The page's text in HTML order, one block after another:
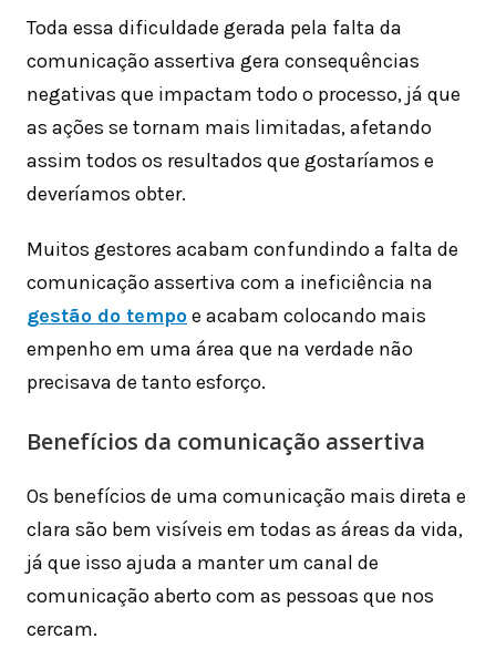
Toda essa dificuldade gerada pela falta da
comunicação assertiva gera consequências
negativas que impactam todo o processo, já que
as ações se tornam mais limitadas, afetando
assim todos os resultados que gostaríamos e
deveríamos obter.
Muitos gestores acabam confundindo a falta de
comunicação assertiva com a ineficiência na
gestão do tempoe acabam colocando mais
empenho em uma área que na verdade não
precisava de tanto esforço.
Benefícios da comunicação assertiva
Os benefícios de uma comunicação mais direta e
clara são bem visíveis em todas as áreas da vida,
já que isso ajuda a manter um canal de
comunicação aberto com as pessoas que nos
cercam.